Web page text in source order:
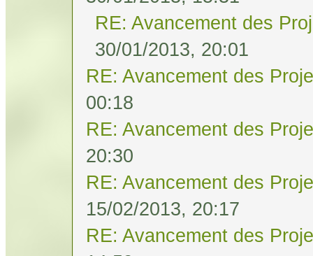
RE: Avancement des
30/01/2013, 20:01
RE: Avancement des
00:18
RE: Avancement des
20:30
RE: Avancement des
15/02/2013, 20:17
RE: Avancement des